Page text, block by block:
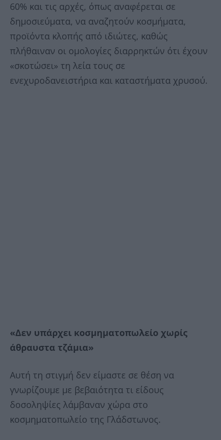
60% και τις αρχές, όπως αναφέρεται σε
δημοσιεύματα, να αναζητούν κοσμήματα,
προϊόντα κλοπής από ιδιώτες, καθώς
πλήθαιναν οι ομολογίες διαρρηκτών ότι έχουν
«σκοτώσει» τη λεία τους σε
ενεχυροδανειστήρια και καταστήματα χρυσού.
«Δεν υπάρχει κοσμηματοπωλείο χωρίς
άθραυστα τζάμια»
Αυτή τη στιγμή δεν είμαστε σε θέση να
γνωρίζουμε με βεβαιότητα τι είδους
δοσοληψίες λάμβαναν χώρα στο
κοσμηματοπωλείο της Γλάδστωνος.